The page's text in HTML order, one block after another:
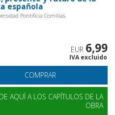
española
Pontificia Comillas
EUR 6,99
IVA excluido
COMPRAR
AQUÍ A LOS CAPÍTULOS DE LA
OBRA